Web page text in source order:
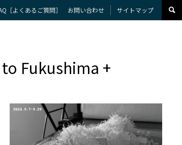
［よくあるご質問］ お問い合わせ サイトマップ
Fukushima +